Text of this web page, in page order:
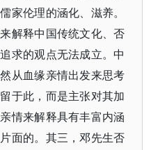
家伦理的涵化、滋养。
解释中国传统文化、否
求的观点无法成立。中
从血缘亲情出发来思考
于此，而是主张对其加
情来解释具有丰富内涵
面的。其三，邓先生否